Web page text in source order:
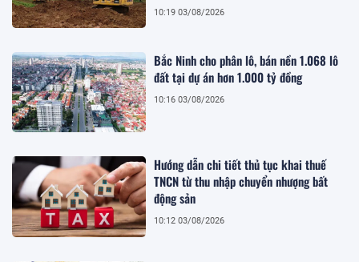
10:19 03/08/2026
Bắc Ninh cho phân lô, bán nền 1.068 lô
đất tại dự án hơn 1.000 tỷ đồng
10:16 03/08/2026
Hướng dẫn chi tiết thủ tục khai thuế
TNCN từ thu nhập chuyển nhượng bất
động sản
10:12 03/08/2026